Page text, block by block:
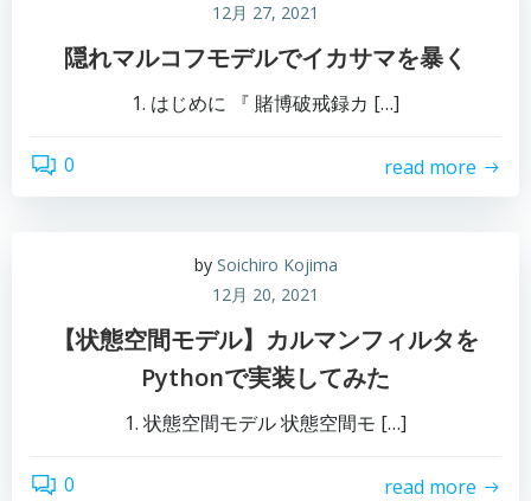
12月 27, 2021
隠れマルコフモデルでイカサマを暴く
1. はじめに 『 賭博破戒録カ […]
0 read more
by Soichiro Kojima
12月 20, 2021
【状態空間モデル】カルマンフィルタを
Pythonで実装してみた
1. 状態空間モデル 状態空間モ […]
0 read more